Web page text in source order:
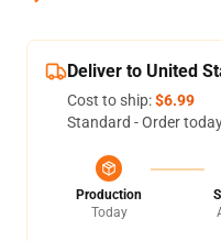
Deliver to United
Cost to ship:$6.99
Standard - Order
Production
Today